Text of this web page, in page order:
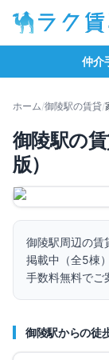
仲介
ホーム/御陵駅の賃貸/
御陵駅の
版）
御陵駅周辺の賃
掲載中（全5棟
手数料無料でご
御陵駅からの徒